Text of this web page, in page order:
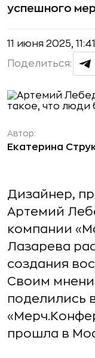
успешного
11 июня 2025, 11:41
Поделиться:
Автор:
Екатерина
Дизайнер,
Артемий
компании
Лазарева
создания
Своим
поделились
прошла в